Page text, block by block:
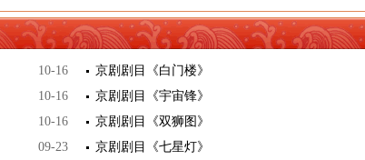
10-16
京剧剧目《白门楼》
10-16
京剧剧目《宇宙锋》
10-16
京剧剧目《双狮图》
09-23
京剧剧目《七星灯》